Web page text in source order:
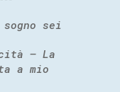
sei
– La
a mio